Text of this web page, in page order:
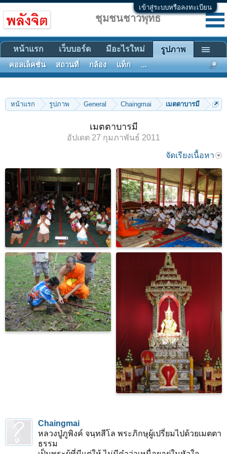
เข้าสู่ระบบหรือลงทะเบียน
หน้าแรก รูปภาพ General Chaingmai เมตตาบารมี
เมตตาบารมี
อัปเดต 27 กุมภาพันธ์ 2011
จัดเรียงเนื้อหา
Chaingmai
หลวงปู่ภูพิงค์ จนฺทสีโล พระภิกษุผู้เปรี่ยมไปด้วยเมตตา
ธรรม
ชุมชนชาวพุทธ
หน้าแรก เว็บบอร์ด มีอะไรใหม่ รูปภาพ
คอลเล็คชั่น สถานที่ กล้อง แท็ก ...